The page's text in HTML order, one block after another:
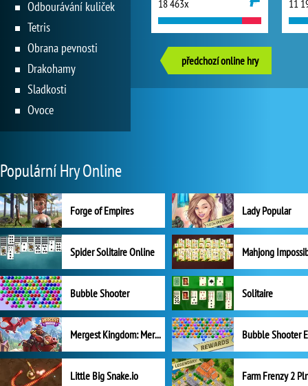
18 463x 11
předchozí online hry
Odbourávání kuliček
Tetris
Obrana pevnosti
Drakohamy
Sladkosti
Ovoce
Populární Hry Online
Forge of Empires Lady Popular
Spider Solitaire Online Mahjong
Bubble Shooter Solitaire
Mergest Kingdom: Merge Puzzle
Little Big Snake.io